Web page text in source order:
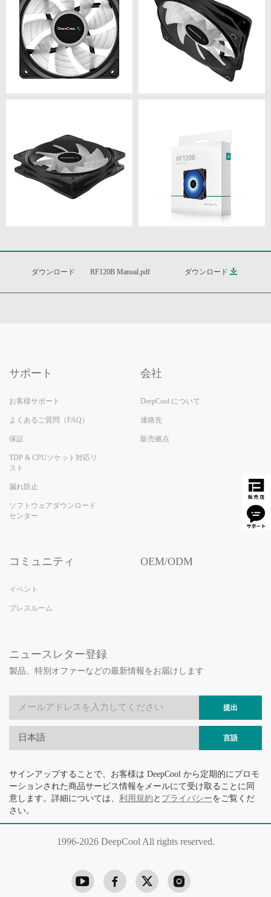
ダウンロード RF120B Manual.pdf ダウンロード
サポート
お客様サポート
よくあるご質問（FAQ）
保証
TDP & CPUソケット対応リ
スト
漏れ防止
ソフトウェアダウンロード
センター
会社
DeepCool について
連絡先
販売拠点
コミュニティ
イベント
プレスルーム
OEM/ODM
ニュースレター登録
製品、特別オファーなどの最新情報をお届けします
提出
日本語 言語
サインアップすることで、お客様は DeepCool から定期的にプロモ
ーションされた商品サービス情報をメールにて受け取ることに同
意します。詳細については、 利用規約 と プライバシーをご覧くだ
さい。
1996-2026 DeepCool All rights reserved.